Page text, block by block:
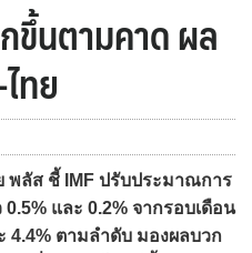
ขึ้นตามคาด ผล
ทย
พลัส ชี้ IMF ปรับประมาณการ
และ 0.2% จากรอบเดือน
4.4% ตามลำดับ มองผลบวก